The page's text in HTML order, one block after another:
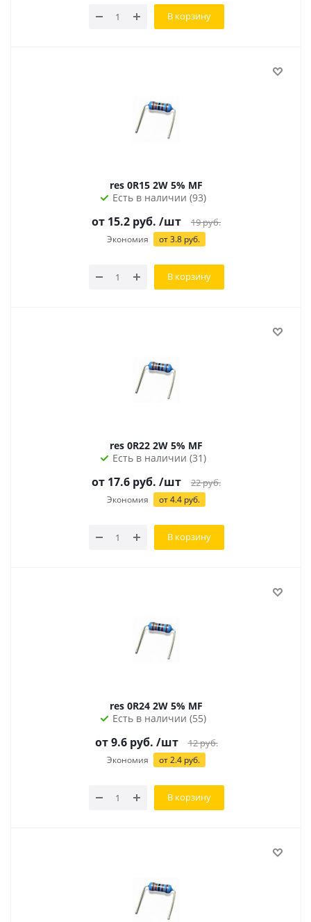
В корзину
res 0R15 2W 5% MF
Есть в наличии (93)
от 15.2 руб. /шт 19руб.
Экономия от 3.8 руб.
В корзину
res 0R22 2W 5% MF
Есть в наличии (31)
от 17.6 руб. /шт 22руб.
Экономия от 4.4 руб.
В корзину
res 0R24 2W 5% MF
Есть в наличии (55)
от 9.6 руб. /шт 12руб.
Экономия от 2.4 руб.
В корзину